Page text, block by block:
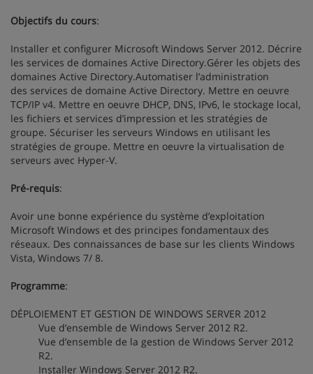
Objectifs du cours:
Installer et configurer Microsoft Windows Server 2012. Décrire
les services de domaines Active Directory.Gérer les objets des
domaines Active Directory.Automatiser l’administration
des services de domaine Active Directory. Mettre en oeuvre
TCP/IP v4. Mettre en oeuvre DHCP, DNS, IPv6, le stockage local,
les fichiers et services d’impression et les stratégies de
groupe. Sécuriser les serveurs Windows en utilisant les
stratégies de groupe. Mettre en oeuvre la virtualisation de
serveurs avec Hyper-V.
Pré-requis:
Avoir une bonne expérience du système d’exploitation
Microsoft Windows et des principes fondamentaux des
réseaux. Des connaissances de base sur les clients Windows
Vista, Windows 7/ 8.
Programme:
DÉPLOIEMENT ET GESTION DE WINDOWS SERVER 2012
Vue d’ensemble de Windows Server 2012 R2.
Vue d’ensemble de la gestion de Windows Server 2012
R2.
Installer Windows Server 2012 R2.